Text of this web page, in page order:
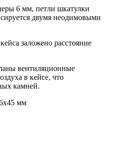
6 мм, петли шкатулки
двумя неодимовыми
заложено расстояние
вентиляционные
в кейсе, что
камней.
мм